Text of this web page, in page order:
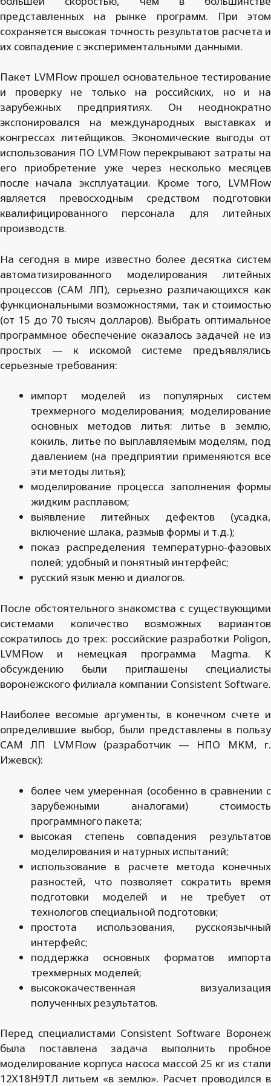
представленных на рынке программ. При этом
сохраняется высокая точность результатов расчета и
их совпадение с экспериментальными данными.
Пакет LVMFlow прошел основательное тестирование
и проверку не только на российских, но и на
зарубежных предприятиях. Он неоднократно
экспонировался на международных выставках и
конгрессах литейщиков. Экономические выгоды от
использования ПО LVMFlow перекрывают затраты на
его приобретение уже через несколько месяцев
после начала эксплуатации. Кроме того, LVMFlow
является превосходным средством подготовки
квалифицированного персонала для литейных
производств.
На сегодня в мире известно более десятка систем
автоматизированного моделирования литейных
процессов (САМ ЛП), серьезно различающихся как
функциональными возможностями, так и стоимостью
(от 15 до 70 тысяч долларов). Выбрать оптимальное
программное обеспечение оказалось задачей не из
простых — к искомой системе предъявлялись
серьезные требования:
импорт моделей из популярных систем
трехмерного моделирования; моделирование
основных методов литья: литье в землю,
кокиль, литье по выплавляемым моделям, под
давлением (на предприятии применяются все
эти методы литья);
моделирование процесса заполнения формы
жидким расплавом;
выявление литейных дефектов (усадка,
включение шлака, размыв формы и т.д.);
показ распределения температурно-фазовых
полей; удобный и понятный интерфейс;
русский язык меню и диалогов.
После обстоятельного знакомства с существующими
системами количество возможных вариантов
сократилось до трех: российские разработки Poligon,
LVMFlow и немецкая программа Magma. К
обсуждению были приглашены специалисты
воронежского филиала компании Consistent Software.
Наиболее весомые аргументы, в конечном счете и
определившие выбор, были представлены в пользу
САМ ЛП LVMFlow (разработчик — НПО МКМ, г.
Ижевск):
более чем умеренная (особенно в сравнении с
зарубежными аналогами) стоимость
программного пакета;
высокая степень совпадения результатов
моделирования и натурных испытаний;
использование в расчете метода конечных
разностей, что позволяет сократить время
подготовки моделей и не требует от
технологов специальной подготовки;
простота использования, русскоязычный
интерфейс;
поддержка основных форматов импорта
трехмерных моделей;
высококачественная визуализация
полученных результатов.
Перед специалистами Consistent Software Воронеж
была поставлена задача выполнить пробное
моделирование корпуса насоса массой 25 кг из стали
12Х18Н9ТЛ литьем «в землю». Расчет проводился в